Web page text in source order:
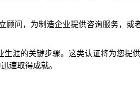
顾问，为制造企业提供咨询服务，或
生涯的关键步骤。这类认证将为您提供
速取得成就。